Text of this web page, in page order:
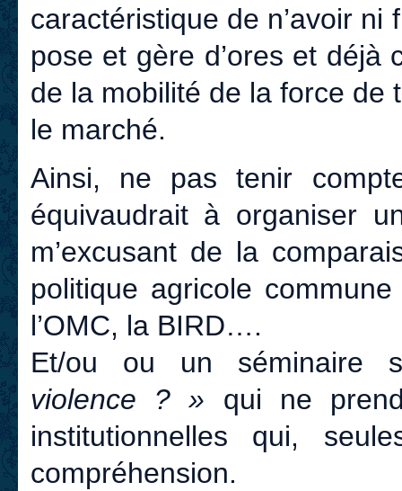
caractéristique de n’avoir
pose et gère d’ores et déjà
de la mobilité de la force de
le marché.
Ainsi, ne pas tenir
équivaudrait à organiser
m’excusant de la
politique agricole commune
l’OMC, la BIRD….
Et/ou ou un séminaire
violence ? » qui ne
institutionnelles qui,
compréhension.